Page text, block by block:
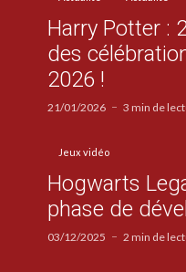
Harry Potter :
des
2026 !
21/01/2026 3 min de
Jeux vidéo
Hogwarts
phase de
03/12/2025 2 min de